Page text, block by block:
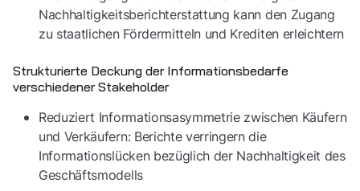
Nachhaltigkeitsberichterstattung kann den Zugang
zu staatlichen Fördermitteln und Krediten erleichtern
Strukturierte Deckung der Informationsbedarfe
verschiedener Stakeholder
Reduziert Informationsasymmetrie zwischen Käufern
und Verkäufern: Berichte verringern die
Informationslücken bezüglich der Nachhaltigkeit des
Geschäftsmodells